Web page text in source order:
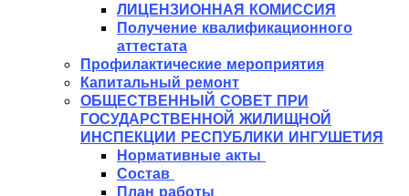
ЛИЦЕНЗИОННАЯ КОМИССИЯ
Получение квалификационного
аттестата
Профилактические мероприятия
Капитальный ремонт
ОБЩЕСТВЕННЫЙ СОВЕТ ПРИ
ГОСУДАРСТВЕННОЙ ЖИЛИЩНОЙ
ИНСПЕКЦИИ РЕСПУБЛИКИ ИНГУШЕТИЯ
Нормативные акты
Состав
План работы